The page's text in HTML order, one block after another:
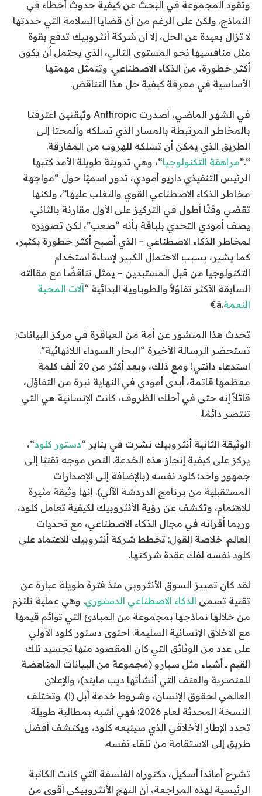
وتقود المجموعة في البحث عن كيفية حدوث أخطاء في
النماذج. ولكن على الرغم من أن قضايا السلامة التي حددتها
لا تزال بعيدة عن الحل، إلا أن شركة أنثروبيك تدفع بقوة
مثل منافسيها نحو المستوى التالي، الذي يحتمل أن يكون
أكثر خطورة، من الذكاء الاصطناعي. وتتمثل مهمتها
الأساسية في معرفة كيفية حل هذا التناقض.
في الشهر الماضي، أصدرت Anthropic وثيقتين اعترفتا
بالمخاطر المرتبطة بالمسار الذي تسلكه وألمحتا إلى
الطريق الذي يمكن أن تسلكه للهروب من المفارقة.
“.”مراهقة التكنولوجيا“، وهي تدوينة طويلة الأمد كتبها
الرئيس التنفيذي داريو أمودي، تدور اسميًا حول “مواجهة
مخاطر الذكاء الاصطناعي القوي والتغلب عليها”، ولكنها
تقضي وقتًا أطول في التركيز على الأول مقارنة بالثاني.
يصف أمودي التحدي بلباقة بأنه “صعب”، لكن تصويره
لمخاطر الذكاء الاصطناعي – الذي أصبح أكثر خطورة بكثير،
كما يشير، بسبب الاحتمال الكبير لإساءة استخدام
التكنولوجيا من قبل المستبدين – يمثل تناقضًا مع مقالته
السابقة الأكثر تفاؤلاً والطوباوية البدائية “آلات المحبة
النعمة.â€
تحدث هذا المنشور عن أمة من العباقرة في مركز البيانات؛
تستحضر الرسالة الأخيرة “البحار السوداء اللانهائية”.
استدعاء دانتي! ومع ذلك، وبعد أكثر من 20 ألف كلمة
معظمها قاتمة، أبدى أمودي في النهاية نبرة من التفاؤل،
قائلاً إنه حتى في أحلك الظروف، كانت الإنسانية هي التي
تنتصر دائمًا.
الوثيقة الثانية أنثروبيك نشرت في يناير “دستور كلود“،
يركز على كيفية إنجاز هذه الخدعة. النص موجه تقنيًا إلى
جمهور واحد: كلود نفسه (بالإضافة إلى الإصدارات
المستقبلية من برنامج الدردشة الآلي). إنها وثيقة مثيرة
للاهتمام، وتكشف عن رؤية الأنثروبيك لكيفية تعامل كلود،
وربما أقرانه في مجال الذكاء الاصطناعي، مع تحديات
العالم. خلاصة القول: تخطط شركة أنثروبيك للاعتماد على
كلود نفسه لفك عقدة شركتها.
لقد كان تمييز السوق الأنثروبي منذ فترة طويلة عبارة عن
تقنية تسمى الذكاء الاصطناعي الدستوري. وهي عملية تلتزم
من خلالها نماذجها بمجموعة من المبادئ التي توائم قيمها
مع الأخلاق الإنسانية السليمة. احتوى دستور كلود الأولي
على عدد من الوثائق التي كان المقصود منها تجسيد تلك
القيم ــ أشياء مثل سبارو (مجموعة من البيانات المناهضة
للعنصرية والعنف التي أنشأتها ديب مايند)، والإعلان
العالمي لحقوق الإنسان، وشروط خدمة أبل (!). وتختلف
النسخة المحدثة لعام 2026: فهي أشبه بمطالبة طويلة
تحدد الإطار الأخلاقي الذي سيتبعه كلود، ويكتشف أفضل
طريق إلى الاستقامة من تلقاء نفسه.
تشرح أماندا أسكيل، دكتوراه الفلسفة التي كانت الكاتبة
الرئيسية لهذه المراجعة، أن النهج الأنثروبيكي أقوى من